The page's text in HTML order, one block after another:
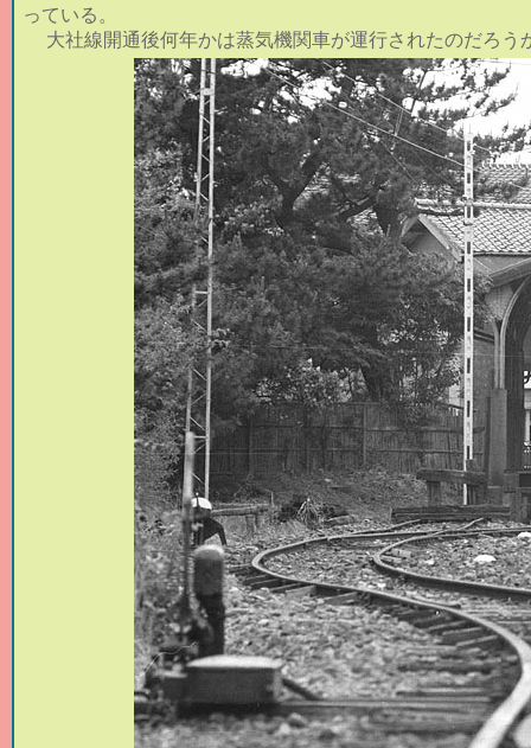
っている。
大社線開通後何年かは蒸気機関車が運行されたのだろう